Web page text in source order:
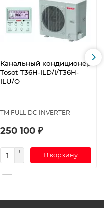
Канальный кондиционер
Tosot T36H-ILD/I/T36H-
ILU/O
TM FULL DC INVERTER
250 100 ₽
В корзину